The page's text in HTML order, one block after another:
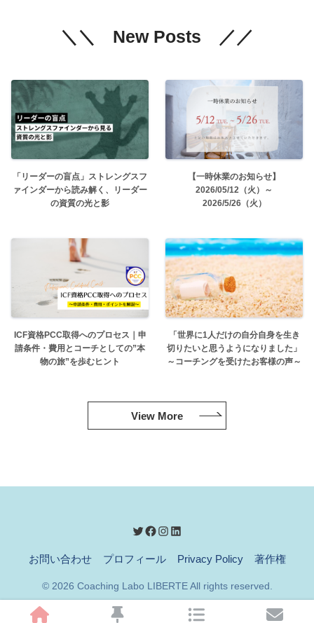
＼＼ New Posts ／／
「リーダーの盲点」ストレングスフ
ァインダーから読み解く、リーダー
の資質の光と影
【一時休業のお知らせ】
2026/05/12（火）～
2026/5/26（火）
ICF資格PCC取得へのプロセス｜申
請条件・費用とコーチとしての”本
物の旅”を歩むヒント
「世界に1人だけの自分自身を生き
切りたいと思うようになりました」
～コーチングを受けたお客様の声～
View More
お問い合わせ プロフィール Privacy Policy 著作権
© 2026 Coaching Labo LIBERTE All rights reserved.